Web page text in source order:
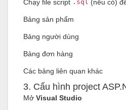
Chạy file script .sql (nếu có)
Bảng sản phẩm
Bảng người dùng
Bảng đơn hàng
Các bảng liên quan khác
3. Cấu hình project
Mở Visual Studio